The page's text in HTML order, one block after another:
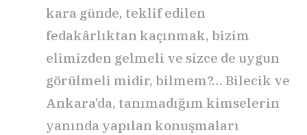
kara günde, teklif edilen
fedakârlıktan kaçınmak, bizim
elimizden gelmeli ve sizce de uygun
görülmeli midir, bilmem?… Bilecik ve
Ankara’da, tanımadığım kimselerin
yanında yapılan konuşmaları